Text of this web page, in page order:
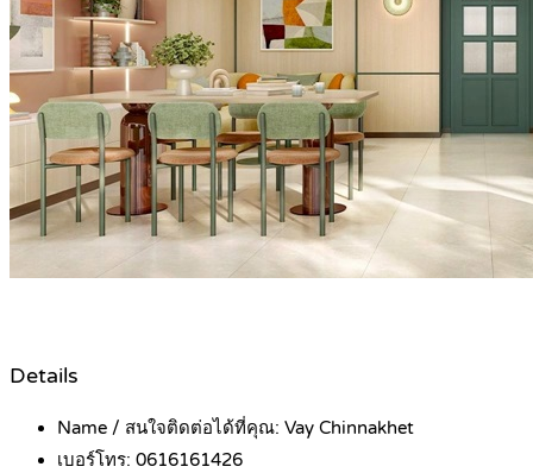
Details
Name / สนใจติดต่อได้ที่คุณ: Vay Chinnakhet
เบอร์โทร: 0616161426